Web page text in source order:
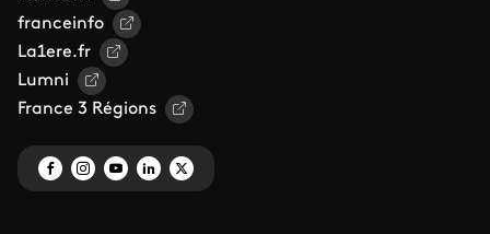
franceinfo
La1ere.fr
Lumni
France 3 Régions